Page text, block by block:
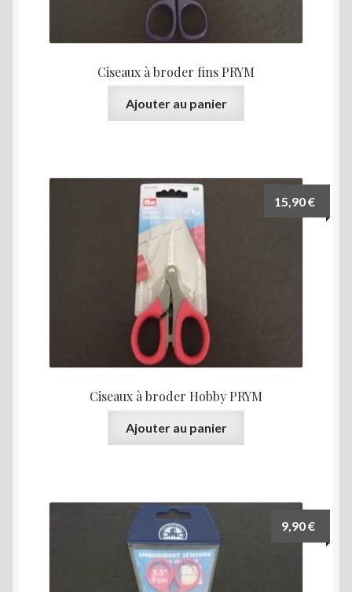
Ciseaux à broder fins PRYM
Ajouter au panier
Ciseaux à broder Hobby PRYM
15,90€
Ajouter au panier
9,90€